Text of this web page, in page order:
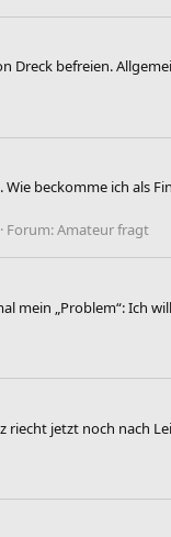
Dreck befreien.
beckomme ich als
Forum:Amateur fragt
mein „Problem“: Ich
jetzt noch nach